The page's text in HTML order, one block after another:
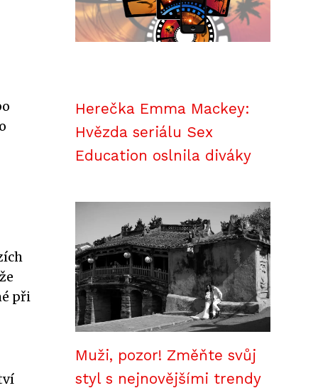
při
Herečka Emma Mackey:
Hvězda seriálu Sex
Education oslnila diváky
Muži, pozor! Změňte svůj
styl s nejnovějšími trendy